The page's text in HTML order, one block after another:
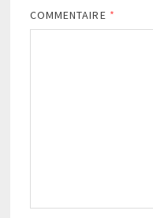
COMMENTAIRE *